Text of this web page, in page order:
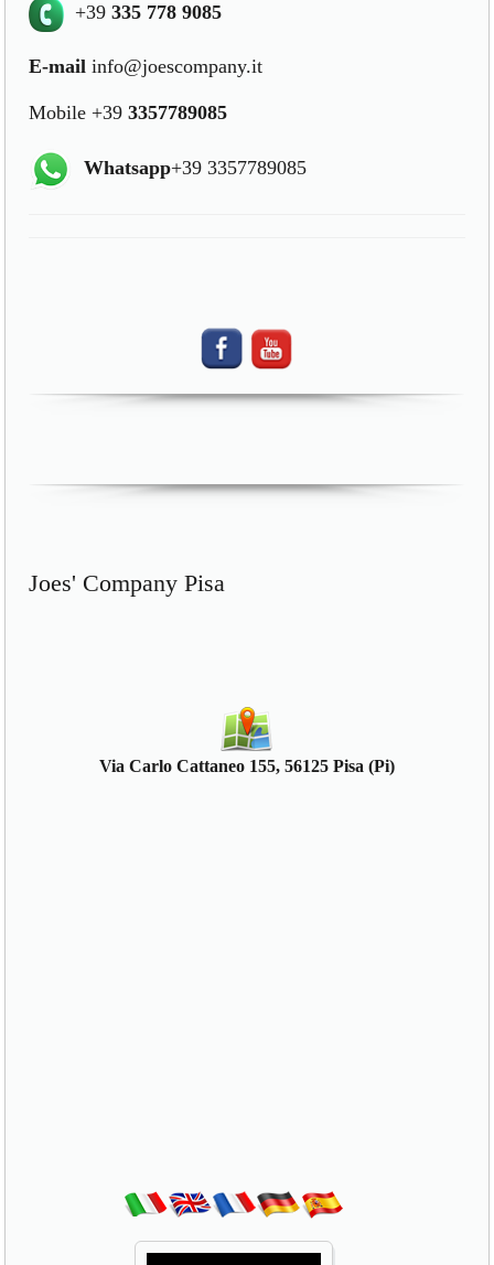
+39335 778 9085
E-mail info@joescompany.it
Mobile +393357789085
Whatsapp+39 3357789085
Joes' Company Pisa
Via Carlo Cattaneo 155, 56125 Pisa (Pi)